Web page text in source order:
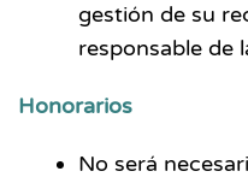
gestión de su
responsable de
Honorarios
No será